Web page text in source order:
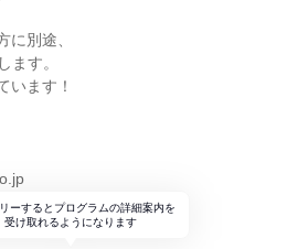
に別途、
ます。
います！
ーするとプログラムの詳細案内を
受け取れるようになります